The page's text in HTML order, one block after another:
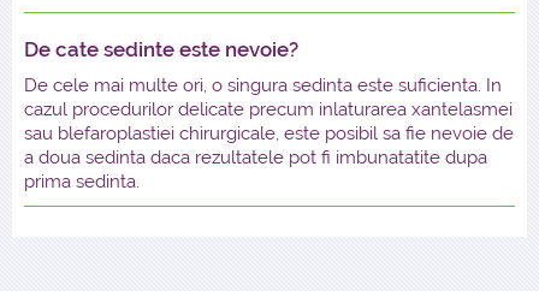
De cate sedinte este nevoie?
De cele mai multe ori, o singura sedinta este suficienta. In
cazul procedurilor delicate precum inlaturarea xantelasmei
sau blefaroplastiei chirurgicale, este posibil sa fie nevoie de
a doua sedinta daca rezultatele pot fi imbunatatite dupa
prima sedinta.